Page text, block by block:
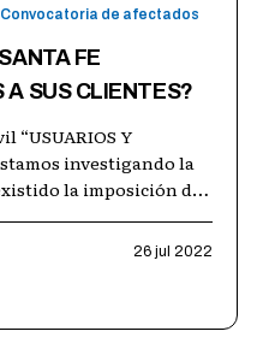
Convocatoria de afectados
FE
A SUS CLIENTES?
“USUARIOS Y
investigando la
la imposición de
26 jul 2022